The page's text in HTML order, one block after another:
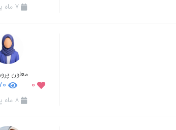
۷ ماه پیش
معاون
۰
۸ ماه پیش